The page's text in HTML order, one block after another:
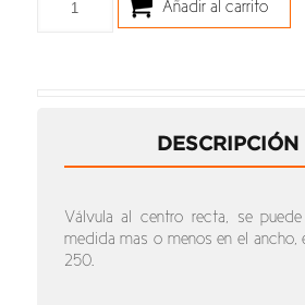
Añadir al carrito
DESCRIPCIÓN
Válvula al centro recta, se
medida mas o menos en el
250.